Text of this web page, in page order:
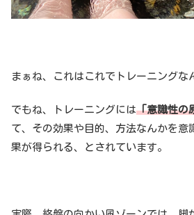
まぁね、これはこれでトレーニングな
でもね、トレーニングには「意識性の
て、その効果や目的、方法なんかを意
果が得られる、とされています。